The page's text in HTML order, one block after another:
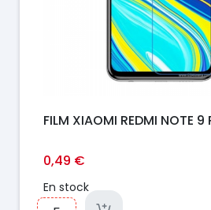
FILM XIAOMI REDMI NOTE 9
0,49 €
En stock